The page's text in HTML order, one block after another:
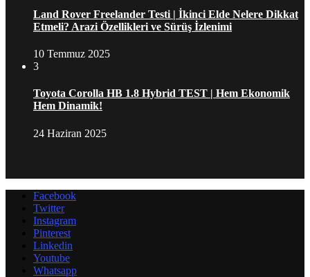
Land Rover Freelander Testi | İkinci Elde Nelere Dikkat
Etmeli? Arazi Özellikleri ve Sürüş İzlenimi
10 Temmuz 2025
3
Toyota Corolla HB 1.8 Hybrid TEST | Hem Ekonomik
Hem Dinamik!
24 Haziran 2025
Facebook
Twitter
Instagram
Pinterest
Linkedin
Youtube
Whatsapp